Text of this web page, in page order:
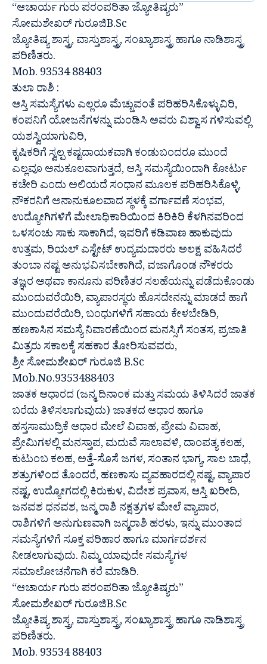
“ಆಚಾರ್ಯ ಗುರು ಪರಂಪರಿತಾ ಜ್ಯೋತಿಷ್ಯರು”
ಸೋಮಶೇಖರ್ ಗುರೂಜಿB.Sc
ಜ್ಯೋತಿಷ್ಯ ಶಾಸ್ತ್ರ, ವಾಸ್ತುಶಾಸ್ತ್ರ, ಸಂಖ್ಯಾಶಾಸ್ತ್ರ ಹಾಗೂ ನಾಡಿಶಾಸ್ತ್ರ
ಪರಿಣಿತರು.
Mob. 93534 88403
ತುಲಾ ರಾಶಿ :
ಆಸ್ತಿ ಸಮಸ್ಯೆಗಳು ಎಲ್ಲರೂ ಮೆಚ್ಚುವಂತೆ ಪರಿಹರಿಸಿಕೊಳ್ಳುವಿರಿ,
ಕಂಪನಿಗೆ ಯೋಜನೆಗಳನ್ನು ಮಂಡಿಸಿ ಅವರು ವಿಶ್ವಾಸ ಗಳಿಸುವಲ್ಲಿ
ಯಶಸ್ವಿಯಾಗುವಿರಿ,
ಕೃಷಿಕರಿಗೆ ಸ್ವಲ್ಪ ಕಷ್ಟದಾಯಕವಾಗಿ ಕಂಡುಬಂದರೂ ಮುಂದೆ
ಎಲ್ಲವೂ ಅನುಕೂಲವಾಗುತ್ತದೆ, ಆಸ್ತಿ ಸಮಸ್ಯೆಯಿಂದಾಗಿ ಕೋರ್ಟು
ಕಚೇರಿ ಎಂದು ಅಲಿಯದೆ ಸಂಧಾನ ಮೂಲಕ ಪರಿಹರಿಸಿಕೊಳ್ಳಿ,
ನೌಕರನಿಗೆ ಅನಾನುಕೂಲವಾದ ಸ್ಥಳಕ್ಕೆ ವರ್ಗಾವಣೆ ಸಂಭವ,
ಉದ್ಯೋಗಿಗಳಿಗೆ ಮೇಲಾಧಿಕಾರಿಯಿಂದ ಕಿರಿಕಿರಿ ಕೆಳಗಿನವರಿಂದ
ಒಳಸಂಚು ಸಾಕು ಸಾಕಾಗಿದೆ, ಇವರಿಗೆ ಕಡಿವಾಣ ಹಾಕುವುದು
ಉತ್ತಮ, ರಿಯಲ್ ಎಸ್ಟೇಟ್ ಉದ್ಯಮದಾರರು ಅಲಕ್ಷ ವಹಿಸಿದರೆ
ತುಂಬಾ ನಷ್ಟ ಅನುಭವಿಸಬೇಕಾಗಿದೆ, ವಜಾಗೊಂಡ ನೌಕರರು
ತಜ್ಞರ ಅಥವಾ ಕಾನೂನು ಪರಿಣಿತರ ಸಲಹೆಯನ್ನು ಪಡೆದುಕೊಂಡು
ಮುಂದುವರೆಯಿರಿ, ವ್ಯಾಪಾರಸ್ಥರು ಹೊಸದೇನನ್ನು ಮಾಡದೆ ಹಾಗೆ
ಮುಂದುವರೆಯಿರಿ, ಬಂಧುಗಳಿಗೆ ಸಹಾಯ ಕೇಳಬೇಡಿರಿ,
ಹಣಕಾಸಿನ ಸಮಸ್ಯೆ ನಿವಾರಣೆಯಿಂದ ಮನಸ್ಸಿಗೆ ಸಂತಸ, ಪ್ರಜಾತಿ
ಮಿತ್ರರು ಸಕಾಲಕ್ಕೆ ಸಹಕಾರ ತೋರಿಸುವವರು,
ಶ್ರೀ ಸೋಮಶೇಖರ್ ಗುರೂಜಿ B.Sc
Mob.No.9353488403
ಜಾತಕ ಆಧಾರದ (ಜನ್ಮ ದಿನಾಂಕ ಮತ್ತು ಸಮಯ ತಿಳಿಸಿದರೆ ಜಾತಕ
ಬರೆದು ತಿಳಿಸಲಾಗುವುದು) ಜಾತಕದ ಆಧಾರ ಹಾಗೂ
ಹಸ್ತಸಾಮುದ್ರಿಕೆ ಆಧಾರ ಮೇಲೆ ವಿವಾಹ, ಪ್ರೇಮ ವಿವಾಹ,
ಪ್ರೇಮಿಗಳಲ್ಲಿ ಮನಸ್ತಾಪ, ಮದುವೆ ಸಾಲಾವಳಿ, ದಾಂಪತ್ಯ ಕಲಹ,
ಕುಟುಂಬ ಕಲಹ, ಅತ್ತೆ-ಸೊಸೆ ಜಗಳ, ಸಂತಾನ ಭಾಗ್ಯ, ಸಾಲ ಬಾಧೆ,
ಶತ್ರುಗಳಿಂದ ತೊಂದರೆ, ಹಣಕಾಸು ವ್ಯವಹಾರದಲ್ಲಿ ನಷ್ಟ, ವ್ಯಾಪಾರ
ನಷ್ಟ, ಉದ್ಯೋಗದಲ್ಲಿ ಕಿರುಕುಳ, ವಿದೇಶ ಪ್ರವಾಸ, ಆಸ್ತಿ ಖರೀದಿ,
ಜನವಶ ಧನವಶ, ಜನ್ಮ ರಾಶಿ ನಕ್ಷತ್ರಗಳ ಮೇಲೆ ವ್ಯಾಪಾರ,
ರಾಶಿಗಳಿಗೆ ಅನುಗುಣವಾಗಿ ಜನ್ಮರಾಶಿ ಹರಳು, ಇನ್ನು ಮುಂತಾದ
ಸಮಸ್ಯೆಗಳಿಗೆ ಸೂಕ್ತ ಪರಿಹಾರ ಹಾಗೂ ಮಾರ್ಗದರ್ಶನ
ನೀಡಲಾಗುವುದು. ನಿಮ್ಮ ಯಾವುದೇ ಸಮಸ್ಯೆಗಳ
ಸಮಾಲೋಚನೆಗಾಗಿ ಕರೆ ಮಾಡಿರಿ.
“ಆಚಾರ್ಯ ಗುರು ಪರಂಪರಿತಾ ಜ್ಯೋತಿಷ್ಯರು”
ಸೋಮಶೇಖರ್ ಗುರೂಜಿB.Sc
ಜ್ಯೋತಿಷ್ಯ ಶಾಸ್ತ್ರ, ವಾಸ್ತುಶಾಸ್ತ್ರ, ಸಂಖ್ಯಾಶಾಸ್ತ್ರ ಹಾಗೂ ನಾಡಿಶಾಸ್ತ್ರ
ಪರಿಣಿತರು.
Mob. 93534 88403